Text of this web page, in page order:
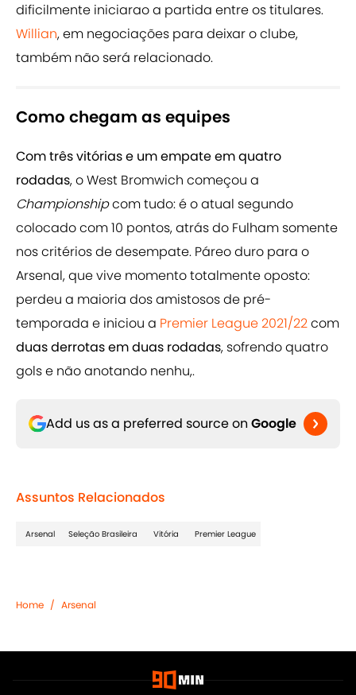
dificilmente iniciarao a partida entre os titulares.
Willian, em negociações para deixar o clube,
também não será relacionado.
Como chegam as equipes
Com três vitórias e um empate em quatro
rodadas, o West Bromwich começou a
Championshipcom tudo: é o atual segundo
colocado com 10 pontos, atrás do Fulham somente
nos critérios de desempate. Páreo duro para o
Arsenal, que vive momento totalmente oposto:
perdeu a maioria dos amistosos de pré-
temporada e iniciou a Premier League 2021/22com
duas derrotas em duas rodadas, sofrendo quatro
gols e não anotando nenhu,.
Add us as a preferred source on Google
Assuntos Relacionados
Arsenal Seleção Brasileira Vitória Premier League
Home / Arsenal